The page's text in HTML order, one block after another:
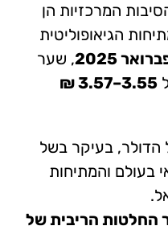
המרכזיות הן
הגיאופוליטית
, שער
3.55–3.57 ₪
הדולר, בעיקר בשל
והמתיחות
החלטות הריבית של